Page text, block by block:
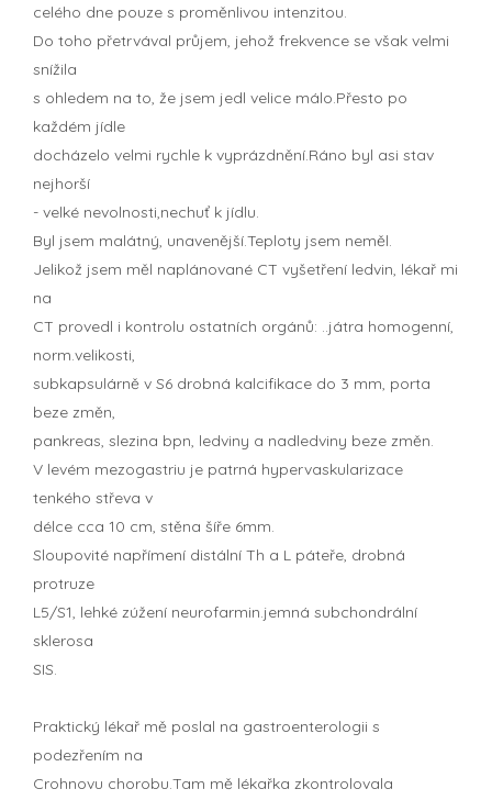
celého dne pouze s proměnlivou intenzitou.
Do toho přetrvával průjem, jehož frekvence se však velmi
snížila
s ohledem na to, že jsem jedl velice málo.Přesto po
každém jídle
docházelo velmi rychle k vyprázdnění.Ráno byl asi stav
nejhorší
- velké nevolnosti,nechuť k jídlu.
Byl jsem malátný, unavenější.Teploty jsem neměl.
Jelikož jsem měl naplánované CT vyšetření ledvin, lékař mi
na
CT provedl i kontrolu ostatních orgánů: ..játra homogenní,
norm.velikosti,
subkapsulárně v S6 drobná kalcifikace do 3 mm, porta
beze změn,
pankreas, slezina bpn, ledviny a nadledviny beze změn.
V levém mezogastriu je patrná hypervaskularizace
tenkého střeva v
délce cca 10 cm, stěna šíře 6mm.
Sloupovité napřímení distální Th a L páteře, drobná
protruze
L5/S1, lehké zúžení neurofarmin.jemná subchondrální
sklerosa
SIS.
Praktický lékař mě poslal na gastroenterologii s
podezřením na
Crohnovu chorobu.Tam mě lékařka zkontrolovala